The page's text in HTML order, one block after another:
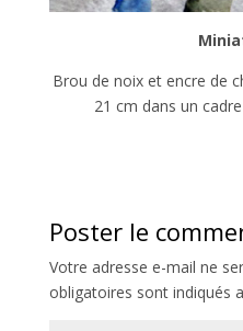
Brou de noix et encre de
21 cm dans un
Poster le
Votre adresse e-mail ne
obligatoires sont indiqués